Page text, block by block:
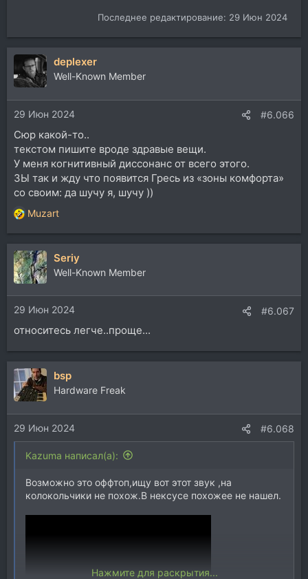
Последнее редактирование: 29 Июн 2024
deplexer
Well-Known Member
29 Июн 2024 #6.066
Сюр какой-то..
текстом пишите вроде здравые вещи.
У меня когнитивный диссонанс от всего этого.
ЗЫ так и жду что появится Гресь из «зоны комфорта»
со своим: да шучу я, шучу ))
Р
е
а
к
ц
и
и
:
Muzart
Seriy
Well-Known Member
29 Июн 2024 #6.067
относитесь легче..проще...
bsp
Hardware Freak
29 Июн 2024 #6.068
Kazuma написал(а):
Возможно это оффтоп,ищу вот этот звук ,на
колокольчики не похож.В нексусе похожее не нашел.
Нажмите для раскрытия...